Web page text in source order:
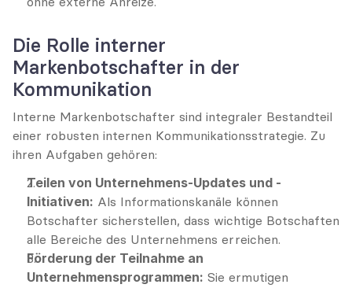
Die Rolle interner
Markenbotschafter in der
Kommunikation
Interne Markenbotschafter sind integraler Bestandteil
einer robusten internen Kommunikationsstrategie. Zu
ihren Aufgaben gehören:
Teilen von Unternehmens-Updates und -
Initiativen: Als Informationskanäle können
Botschafter sicherstellen, dass wichtige Botschaften
alle Bereiche des Unternehmens erreichen.
Förderung der Teilnahme an
Unternehmensprogrammen: Sie ermutigen